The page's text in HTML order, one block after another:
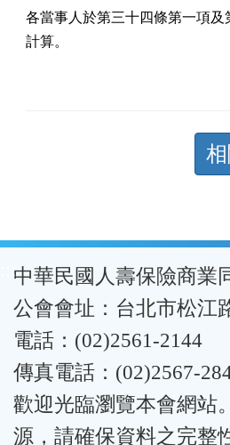
各當事人於第三十四條第一項
計算。
:::中華民國人壽保險商業
公會會址：台北市松江
電話：(02)2561-2144
傳真電話：(02)2567-
歡迎光臨瀏覽本會網站
源，請確保資料之完整